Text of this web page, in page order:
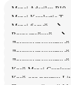
Mapei Adesilex P10
Mapei Keralastic T
Mapei белый
Влагостойкий
Двухкомпонентный
Двухкомпонентный
Двухкомпонентный
Клей Mapei
Клей для плитки